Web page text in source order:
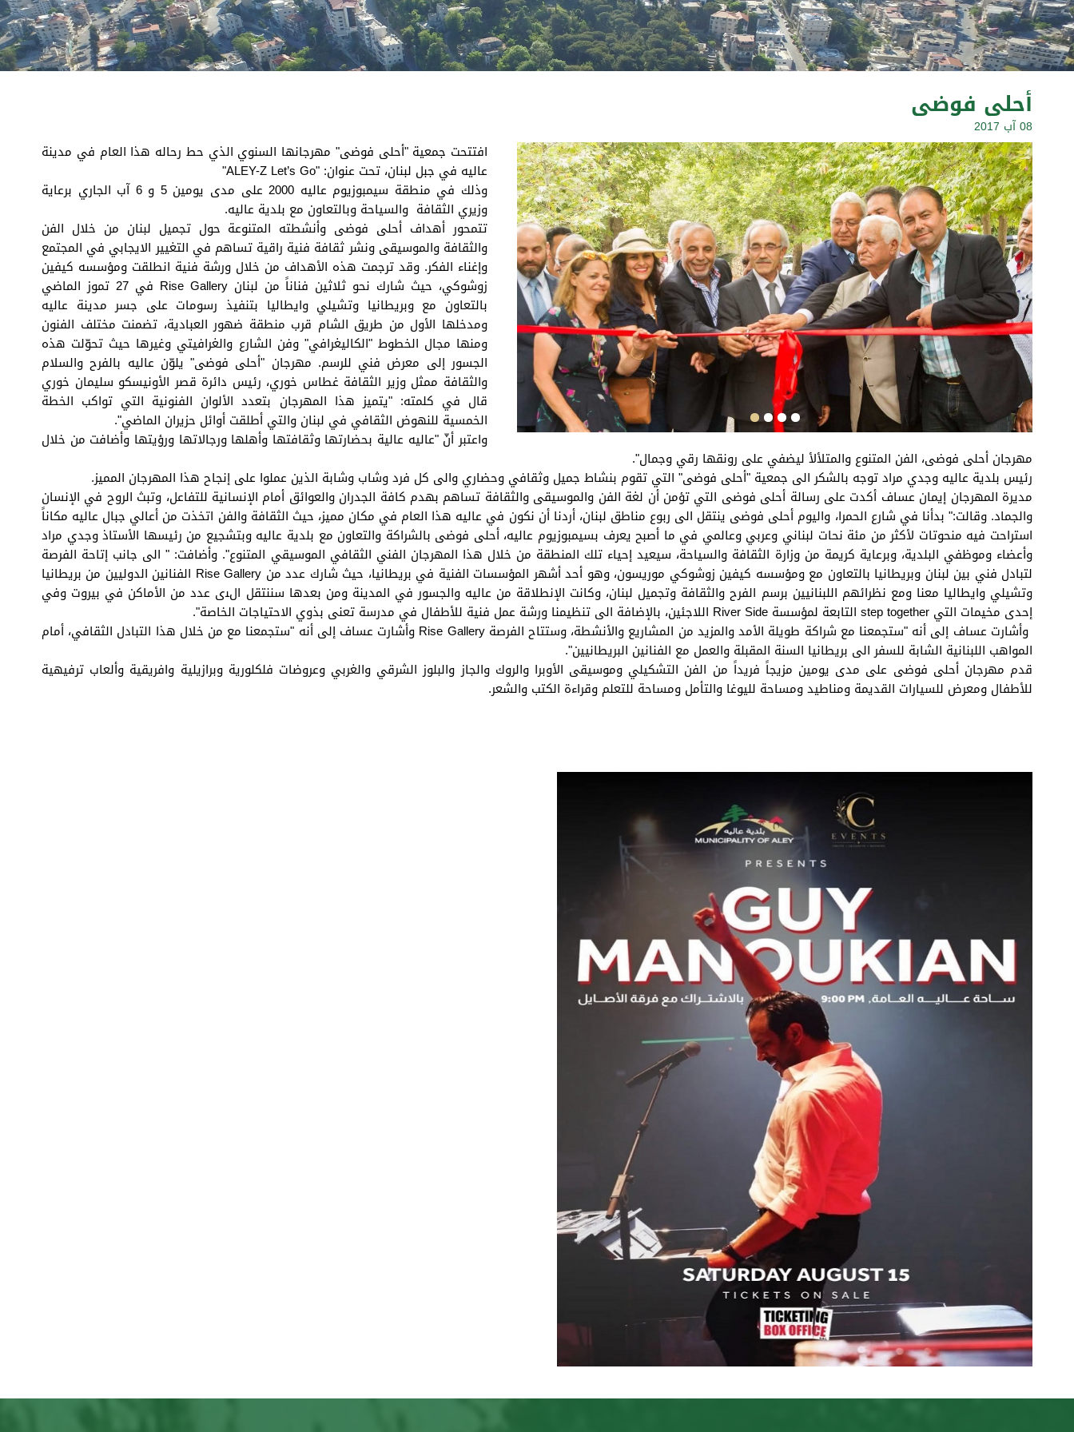
أحلى فوضى
08 آب 2017
افتتحت جمعية "أحلى فوضى" مهرجانها السنوي الذي حط رحاله هذا العام في مدينة
عاليه في جبل لبنان، تحت عنوان: "ALEY-Z Let’s Go"
وذلك في منطقة سيمبوزيوم عاليه 2000 على مدى يومين 5 و 6 آب الجاري برعاية
وزيري الثقافة والسياحة وبالتعاون مع بلدية عاليه.
تتمحور أهداف أحلى فوضى وأنشطته المتنوعة حول تجميل لبنان من خلال الفن
والثقافة والموسيقى ونشر ثقافة فنية راقية تساهم في التغيير الايجابي في المجتمع
وإغناء الفكر. وقد ترجمت هذه الأهداف من خلال ورشة فنية انطلقت ومؤسسه كيفين
زوشوكي، حيث شارك نحو ثلاثين فناناً من لبنان Rise Gallery في 27 تموز الماضي
بالتعاون مع وبريطانيا وتشيلي وايطاليا بتنفيذ رسومات على جسر مدينة عاليه
ومدخلها الأول من طريق الشام قرب منطقة ضهور العبادية، تضمنت مختلف الفنون
ومنها مجال الخطوط "الكاليغرافي" وفن الشارع والغرافيتي وغيرها حيث تحوّلت هذه
الجسور إلى معرض فني للرسم. مهرجان "أحلى فوضى" يلوّن عاليه بالفرح والسلام
والثقافة ممثل وزير الثقافة غطاس خوري، رئيس دائرة قصر الأونيسكو سليمان خوري
قال في كلمته: "يتميز هذا المهرجان بتعدد الألوان الفنونية التي تواكب الخطة
الخمسية للنهوض الثقافي في لبنان والتي أطلقت أوائل حزيران الماضي".
واعتبر أنّ "عاليه عالية بحضارتها وثقافتها وأهلها ورجالاتها ورؤيتها وأضافت من خلال
مهرجان أحلى فوضى، الفن المتنوع والمتلألأ ليضفي على رونقها رقي وجمال".
رئيس بلدية عاليه وجدي مراد توجه بالشكر الى جمعية "أحلى فوضى" التي تقوم بنشاط جميل وثقافي وحضاري والى كل فرد وشاب وشابة الذين عملوا على إنجاح هذا المهرجان المميز.
مديرة المهرجان إيمان عساف أكدت على رسالة أحلى فوضى التي تؤمن أن لغة الفن والموسيقى والثقافة تساهم بهدم كافة الجدران والعوائق أمام الإنسانية للتفاعل، وتبث الروح في الإنسان
والجماد. وقالت:" بدأنا في شارع الحمرا، واليوم أحلى فوضى ينتقل الى ربوع مناطق لبنان، أردنا أن نكون في عاليه هذا العام في مكان مميز، حيث الثقافة والفن اتخذت من أعالي جبال عاليه مكاناً
استراحت فيه منحوتات لأكثر من مئة نحات لبناني وعربي وعالمي في ما أصبح يعرف بسيمبوزيوم عاليه، أحلى فوضى بالشراكة والتعاون مع بلدية عاليه وبتشجيع من رئيسها الأستاذ وجدي مراد
وأعضاء وموظفي البلدية، وبرعاية كريمة من وزارة الثقافة والسياحة، سيعيد إحياء تلك المنطقة من خلال هذا المهرجان الفني الثقافي الموسيقي المتنوع". وأضافت: " الى جانب إتاحة الفرصة
لتبادل فني بين لبنان وبريطانيا بالتعاون مع ومؤسسه كيفين زوشوكي موريسون، وهو أحد أشهر المؤسسات الفنية في بريطانيا، حيث شارك عدد من Rise Gallery الفنانين الدوليين من بريطانيا
وتشيلي وايطاليا معنا ومع نظرائهم اللبنانيين برسم الفرح والثقافة وتجميل لبنان، وكانت الإنطلاقة من عاليه والجسور في المدينة ومن بعدها سننتقل الﯩى عدد من الأماكن في بيروت وفي
إحدى مخيمات التي step together التابعة لمؤسسة River Side اللاجئين، بالإضافة الى تنظيمنا ورشة عمل فنية للأطفال في مدرسة تعنى بذوي الاحتياجات الخاصة".
وأشارت عساف إلى أنه "ستجمعنا مع شراكة طويلة الأمد والمزيد من المشاريع والأنشطة، وستتاح الفرصة Rise Gallery وأشارت عساف إلى أنه "ستجمعنا مع من خلال هذا التبادل الثقافي، أمام
المواهب اللبنانية الشابة للسفر الى بريطانيا السنة المقبلة والعمل مع الفنانين البريطانيين".
قدم مهرجان أحلى فوضى على مدى يومين مزيجاً فريداً من الفن التشكيلي وموسيقى الأوبرا والروك والجاز والبلوز الشرقي والغربي وعروضات فلكلورية وبرازيلية وافريقية وألعاب ترفيهية
للأطفال ومعرض للسيارات القديمة ومناطيد ومساحة لليوغا والتأمل ومساحة للتعلم وقراءة الكتب والشعر.